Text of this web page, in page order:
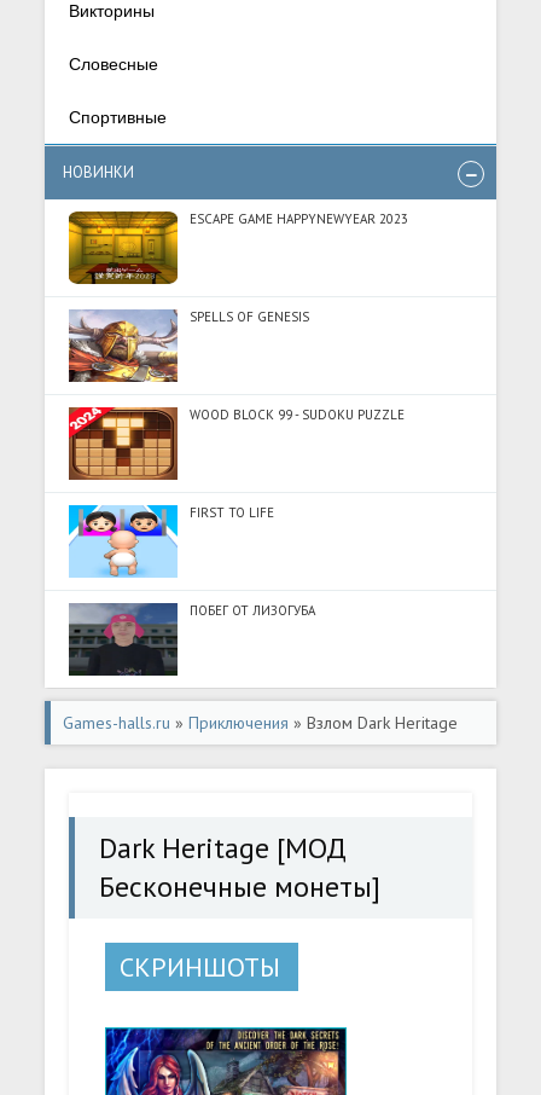
Викторины
Словесные
Спортивные
НОВИНКИ
ESCAPE GAME HAPPYNEWYEAR 2023
SPELLS OF GENESIS
WOOD BLOCK 99 - SUDOKU PUZZLE
FIRST TO LIFE
ПОБЕГ ОТ ЛИЗОГУБА
Games-halls.ru »Приключения » Взлом Dark Heritage
[МОД Бесконечные монеты] - стабильная версия apk на
Dark Heritage [МОД
Бесконечные монеты]
СКРИНШОТЫ